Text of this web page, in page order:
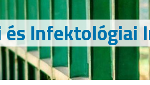
és Infektológiai